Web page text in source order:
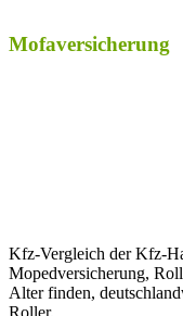
Mofaversicherung
Kfz-Vergleich der Kfz-
Mopedversicherung,
Alter finden,
Roller.